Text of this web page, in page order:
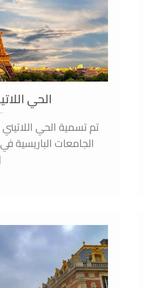
الحي
تم تسمية الحي
الجامعات الباريسية